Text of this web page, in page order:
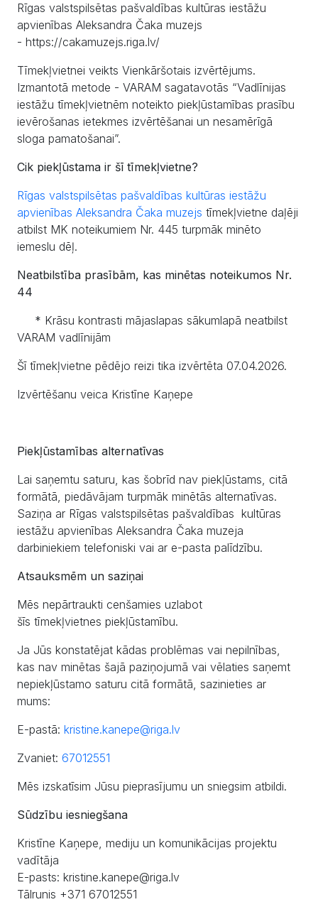
Rīgas valstspilsētas pašvaldības kultūras iestāžu
apvienības Aleksandra Čaka muzejs
- https://cakamuzejs.riga.lv/
Tīmekļvietnei veikts Vienkāršotais izvērtējums.
Izmantotā metode - VARAM sagatavotās “Vadlīnijas
iestāžu tīmekļvietnēm noteikto piekļūstamības prasību
ievērošanas ietekmes izvērtēšanai un nesamērīgā
sloga pamatošanai”.
Cik piekļūstama ir šī tīmekļvietne?
Rīgas valstspilsētas pašvaldības kultūras iestāžu
apvienības Aleksandra Čaka muzejs tīmekļvietne daļēji
atbilst MK noteikumiem Nr. 445 turpmāk minēto
iemeslu dēļ.
Neatbilstība prasībām, kas minētas noteikumos Nr.
44
* Krāsu kontrasti mājaslapas sākumlapā neatbilst
VARAM vadlīnijām
Šī tīmekļvietne pēdējo reizi tika izvērtēta 07.04.2026.
Izvērtēšanu veica Kristīne Kaņepe
Piekļūstamības alternatīvas
Lai saņemtu saturu, kas šobrīd nav piekļūstams, citā
formātā, piedāvājam turpmāk minētās alternatīvas.
Saziņa ar Rīgas valstspilsētas pašvaldības kultūras
iestāžu apvienības Aleksandra Čaka muzeja
darbiniekiem telefoniski vai ar e-pasta palīdzību.
Atsauksmēm un saziņai
Mēs nepārtraukti cenšamies uzlabot
šīs tīmekļvietnes piekļūstamību.
Ja Jūs konstatējat kādas problēmas vai nepilnības,
kas nav minētas šajā paziņojumā vai vēlaties saņemt
nepiekļūstamo saturu citā formātā, sazinieties ar
mums:
E-pastā: kristine.kanepe@riga.lv
Zvaniet: 67012551
Mēs izskatīsim Jūsu pieprasījumu un sniegsim atbildi.
Sūdzību iesniegšana
Kristīne Kaņepe, mediju un komunikācijas projektu
vadītāja
E-pasts: kristine.kanepe@riga.lv
Tālrunis +371 67012551